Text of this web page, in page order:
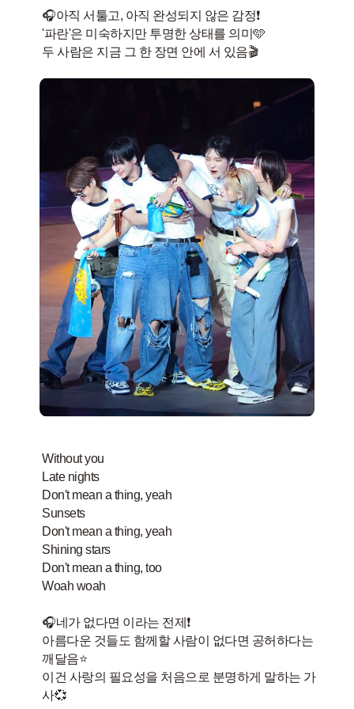
🎧아직 서툴고, 아직 완성되지 않은 감정❗️
'파란'은 미숙하지만 투명한 상태를 의미🩵
두 사람은 지금 그 한 장면 안에 서 있음🎬
Without you
Late nights
Don't mean a thing, yeah
Sunsets
Don't mean a thing, yeah
Shining stars
Don't mean a thing, too
Woah woah
🎧네가 없다면 이라는 전제❗️
아름다운 것들도 함께할 사람이 없다면 공허하다는
깨달음⭐️
이건 사랑의 필요성을 처음으로 분명하게 말하는 가